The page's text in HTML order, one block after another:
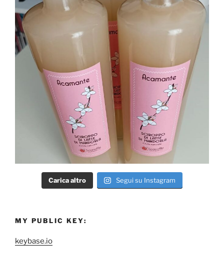
Carica altro Segui su Instagram
MY PUBLIC KEY:
keybase.io